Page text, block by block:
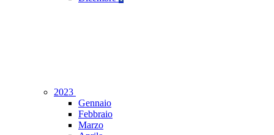
2023
Gennaio
Febbraio
Marzo